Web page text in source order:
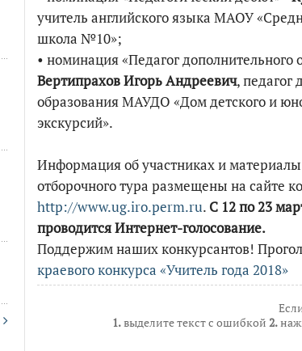
учитель английского языка МАОУ
школа №10»;
• номинация «Педагог дополнительного
Вертипрахов Игорь Андреевич, педагог
образования МАУДО «Дом детского и
экскурсий».
Информация об участниках и
отборочного тура размещены на сайте
http://www.ug.iro.perm.ru. С 12 по 23
проводится Интернет-голосование.
Поддержим наших конкурсантов!
краевого конкурса «Учитель года 2018»
1.выделите текст с ошибкой 2.